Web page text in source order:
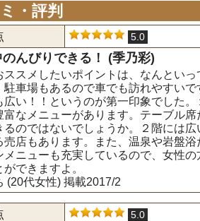
・評判
5.0
のんびりできる！ (季乃彩)
ススメしたいポイントは、なんとい
駐車場もあるので車でも訪れやすい
広い！！というのが第一印象でした
富なメニューがあります。テーブル
るのではないでしょうか。２階には
売店もあります。また、温泉や岩盤
メニューも充実しているので、女性
ができますよ。
(20代女性) 掲載2017/2
5.0